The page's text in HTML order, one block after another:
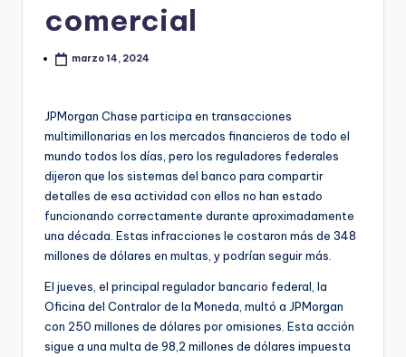
comercial
marzo 14, 2024
JPMorgan Chase participa en transacciones
multimillonarias en los mercados financieros de todo el
mundo todos los días, pero los reguladores federales
dijeron que los sistemas del banco para compartir
detalles de esa actividad con ellos no han estado
funcionando correctamente durante aproximadamente
una década. Estas infracciones le costaron más de 348
millones de dólares en multas, y podrían seguir más.
El jueves, el principal regulador bancario federal, la
Oficina del Contralor de la Moneda, multó a JPMorgan
con 250 millones de dólares por omisiones. Esta acción
sigue a una multa de 98,2 millones de dólares impuesta